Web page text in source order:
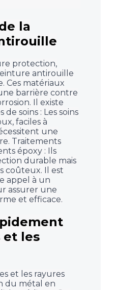
la
protection,
antirouille
Ces matériaux
barrière contre
Il existe
soins : Les soins
faciles à
une
Traitements
époxy : Ils
durable mais
coûteux. Il est
appel à un
assurer une
et efficace.
et les
et les rayures
du métal en